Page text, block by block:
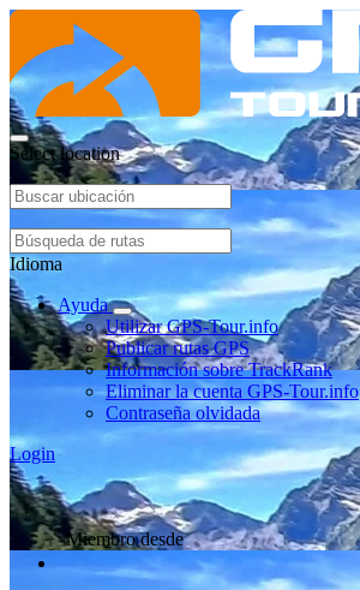
Select location
Idioma
Ayuda
Utilizar GPS-Tour.info
Publicar rutas GPS
Información sobre TrackRank
Eliminar la cuenta GPS-Tour.info
Contraseña olvidada
Login
Miembro desde